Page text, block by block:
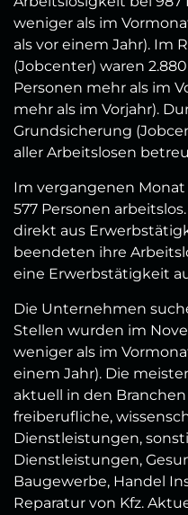
weniger als im
als vor einem Jahr). Im
(Jobcenter) waren
Personen mehr als im
mehr als im Vorjahr).
Grundsicherung
aller Arbeitslosen
Im vergangenen
577 Personen
direkt aus
beendeten ihre
eine Erwerbstätigkeit
Die Unternehmen
Stellen wurden im
weniger als im
einem Jahr). Die
aktuell in den
freiberufliche,
Dienstleistungen,
Dienstleistungen,
Baugewerbe, Handel
Reparatur von Kfz.